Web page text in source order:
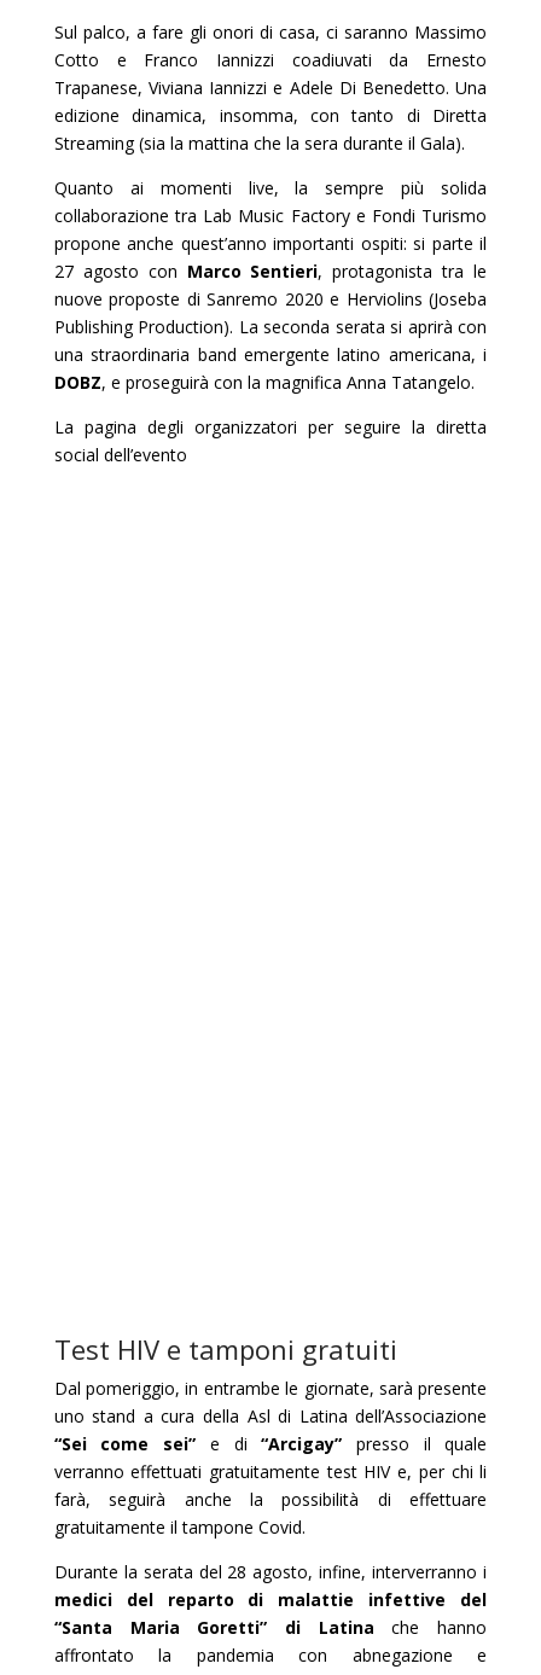
Sul palco, a fare gli onori di casa, ci saranno Massimo
Cotto e Franco Iannizzi coadiuvati da Ernesto
Trapanese, Viviana Iannizzi e Adele Di Benedetto. Una
edizione dinamica, insomma, con tanto di Diretta
Streaming (sia la mattina che la sera durante il Gala).
Quanto ai momenti live, la sempre più solida
collaborazione tra Lab Music Factory e Fondi Turismo
propone anche quest’anno importanti ospiti: si parte il
27 agosto con Marco Sentieri, protagonista tra le
nuove proposte di Sanremo 2020 e Herviolins (Joseba
Publishing Production). La seconda serata si aprirà con
una straordinaria band emergente latino americana, i
DOBZ, e proseguirà con la magnifica Anna Tatangelo.
La pagina degli organizzatori per seguire la diretta
social dell’evento
Test HIV e tamponi gratuiti
Dal pomeriggio, in entrambe le giornate, sarà presente
uno stand a cura della Asl di Latina dell’Associazione
“Sei come sei” e di“Arcigay” presso il quale
verranno effettuati gratuitamente test HIV e, per chi li
farà, seguirà anche la possibilità di effettuare
gratuitamente il tampone Covid.
Durante la serata del 28 agosto, infine, interverranno i
medici del reparto di malattie infettive del
“Santa Maria Goretti” di Latina che hanno
affrontato la pandemia con abnegazione e